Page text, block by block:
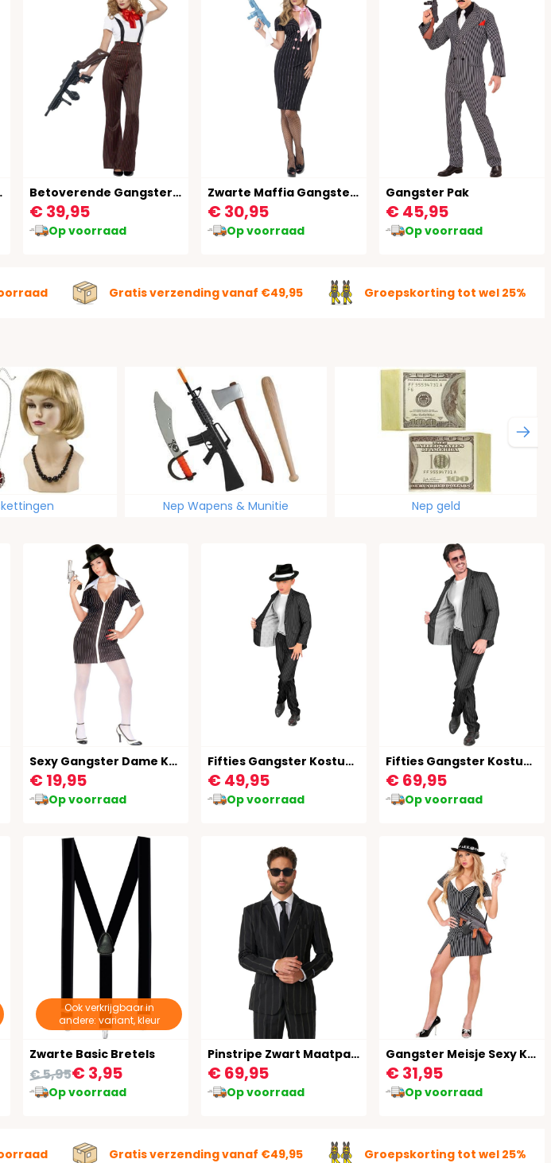
Heren Betoverende Gangster Dames Outfit
€ 39,95
Op voorraad
Zwarte Maffia Gangster Jurk
€ 30,95
Op voorraad
Gangster Pak
€ 45,95
Op voorraad
Gratis verzending vanaf €49,95 Groepskorting tot wel 25%
Nep Wapens & Munitie Nep geld
Sexy Gangster Dame Kostuum
€ 19,95
Op voorraad
Fifties Gangster Kostuum Kind
€ 49,95
Op voorraad
Fifties Gangster Kostuum Heren
€ 69,95
Op voorraad
Ook verkrijgbaar in
andere: variant, kleur
Zwarte Basic Bretels
€ 3,95
€ 5,95
Op voorraad
Pinstripe Zwart Maatpak Heren
€ 69,95
Op voorraad
Gangster Meisje Sexy Kostuum
€ 31,95
Op voorraad
Gratis verzending vanaf €49,95 Groepskorting tot wel 25%